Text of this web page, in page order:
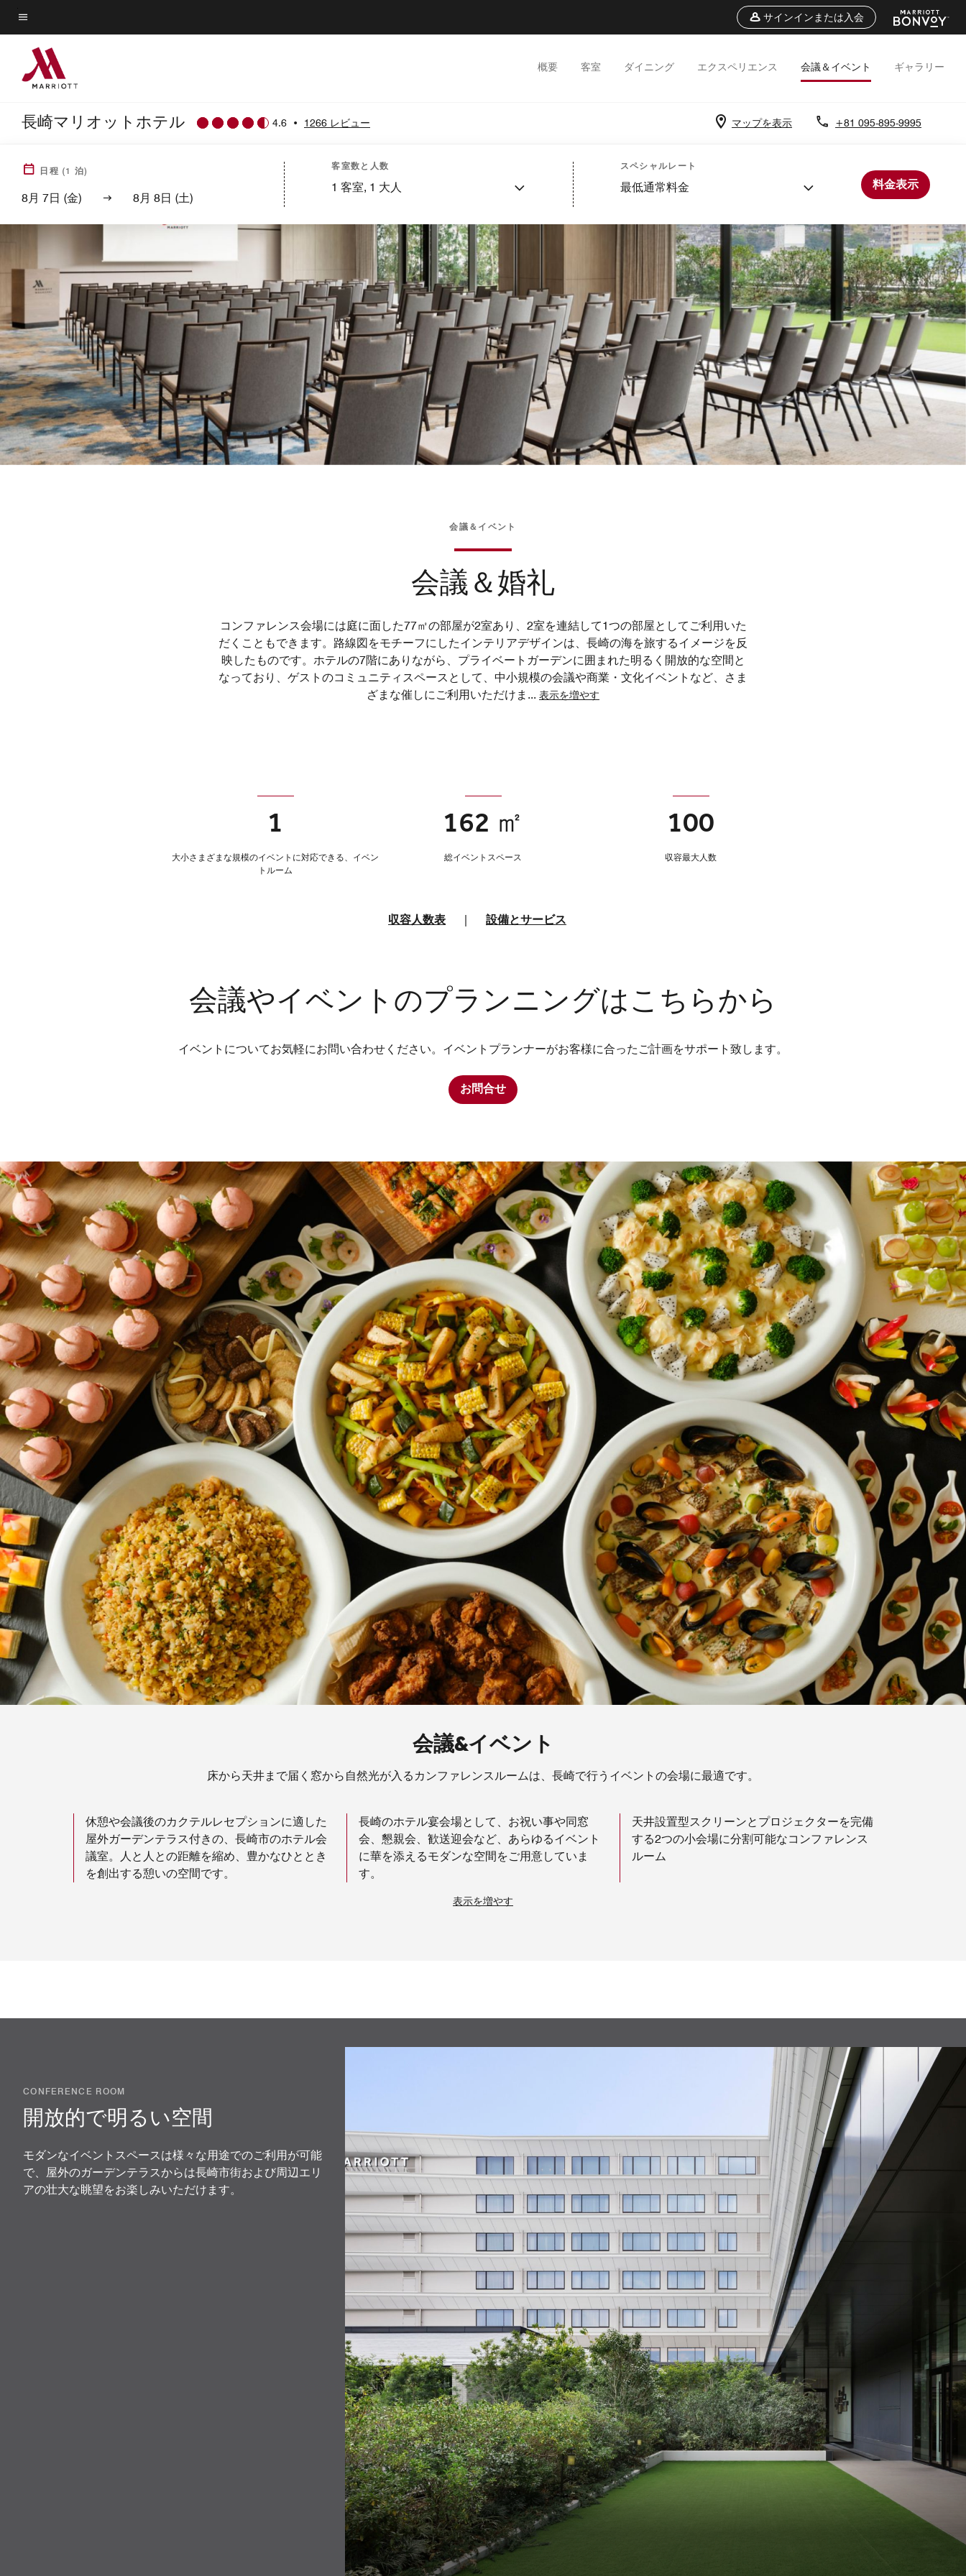
Skip
to
main
content
メニューのテキスト
サインインまたは入会
概要 客室 ダイニング エクスペリエンス 会議＆イベント ギャラリー
長崎マリオットホテル 4.6 • 1266 レビュー マップを表示 +81 095-895-9995
日程 (1 泊)
8月 7日 (金) 8月 8日 (土)
客室数と人数
1 客室, 1 大人
スペシャルレート
最低通常料金 料金表示
会議＆イベント
会議＆婚礼
コンファレンス会場には庭に面した77㎡の部屋が2室あり、2室を連結して1つの部屋としてご利用いた
だくこともできます。路線図をモチーフにしたインテリアデザインは、長崎の海を旅するイメージを反
映したものです。ホテルの7階にありながら、プライベートガーデンに囲まれた明るく開放的な空間と
なっており、ゲストのコミュニティスペースとして、中小規模の会議や商業・文化イベントなど、さま
ざまな催しにご利用いただけま ... 表示を増やす
1
大小さまざまな規模のイベントに対応できる、イベン
トルーム
162 ㎡
総イベントスペース
100
収容最大人数
収容人数表 設備とサービス
会議やイベントのプランニングはこちらから
イベントについてお気軽にお問い合わせください。イベントプランナーがお客様に合ったご計画をサポート致します。
お問合せ
会議&イベント
床から天井まで届く窓から自然光が入るカンファレンスルームは、長崎で行うイベントの会場に最適です。
休憩や会議後のカクテルレセプションに適した
屋外ガーデンテラス付きの、長崎市のホテル会
議室。人と人との距離を縮め、豊かなひととき
を創出する憩いの空間です。
長崎のホテル宴会場として、お祝い事や同窓
会、懇親会、歓送迎会など、あらゆるイベント
に華を添えるモダンな空間をご用意していま
す。
天井設置型スクリーンとプロジェクターを完備
する2つの小会場に分割可能なコンファレンス
ルーム
表示を増やす
CONFERENCE ROOM
開放的で明るい空間
モダンなイベントスペースは様々な用途でのご利用が可能
で、屋外のガーデンテラスからは長崎市街および周辺エリ
アの壮大な眺望をお楽しみいただけます。